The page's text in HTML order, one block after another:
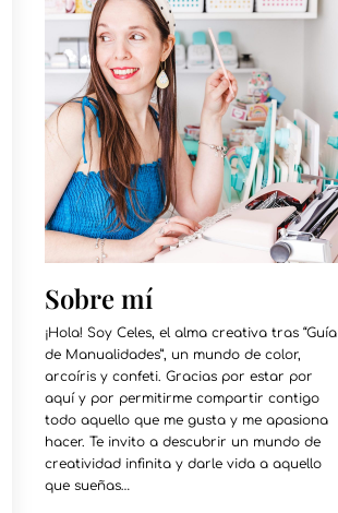
Sobre mí
¡Hola! Soy Celes, el alma creativa tras “Guía
de Manualidades”, un mundo de color,
arcoíris y confeti. Gracias por estar por
aquí y por permitirme compartir contigo
todo aquello que me gusta y me apasiona
hacer. Te invito a descubrir un mundo de
creatividad infinita y darle vida a aquello
que sueñas…